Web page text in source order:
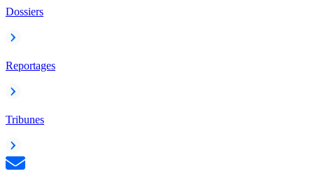
Dossiers
Reportages
Tribunes